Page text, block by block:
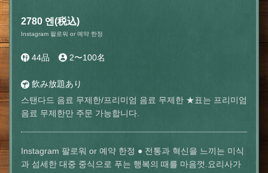
2780 엔 (税込)
Instagram 팔로워 or 예약 한정
44品 2〜100名
飲み放題あり
스탠다드 음료 무제한/프리미엄 음료 무제한 ★표는 프리미엄
음료 무제한만 주문 가능합니다.
Instagram 팔로워 or 예약 한정 ● 전통과 혁신을 느끼는 미식
과 섬세한 대중 중식으로 푸는 행복의 때를 마음껏.요리사가